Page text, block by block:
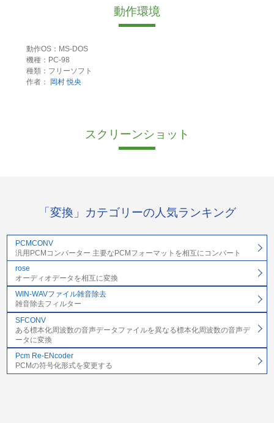
動作環境
動作OS：MS-DOS
機種：PC-98
種類：フリーソフト
作者：
岡村 悦央
スクリーンショット
「変換」カテゴリーの人気ランキング
PCMCONV
汎用PCMコンバーター 主要なPCMフォーマットを相互にコンバート
rose
オーディオデータを相互に変換
WIN-WAVファイル雑音除去
雑音除去フィルター
SFCONV
ある標本化周波数の音声データファイルを異なる標本化周波数の音声デ
ータに変換
Pcm Re-ENcoder
PCMの符号化形式を変更する